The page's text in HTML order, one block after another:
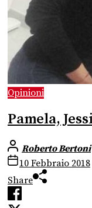
Opinioni
Pamela,
Roberto Bertoni
10 Febbraio 2018
Share